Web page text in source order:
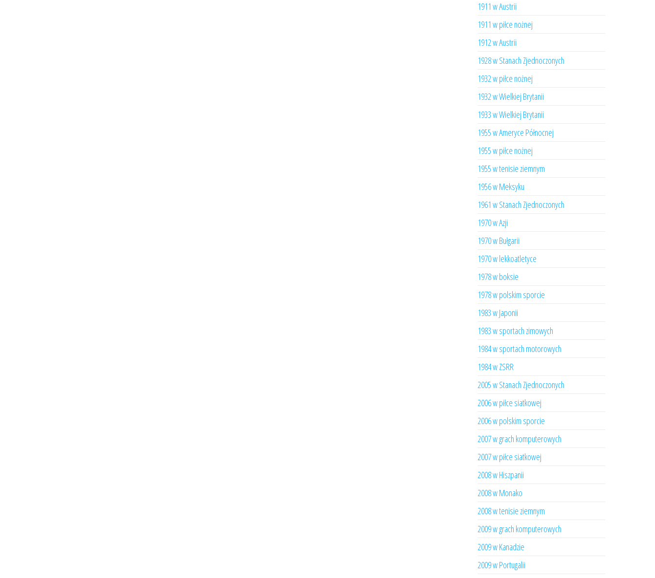
1911 w Austrii
1911 w piłce nożnej
1912 w Austrii
1928 w Stanach Zjednoczonych
1932 w piłce nożnej
1932 w Wielkiej Brytanii
1933 w Wielkiej Brytanii
1955 w Ameryce Północnej
1955 w piłce nożnej
1955 w tenisie ziemnym
1956 w Meksyku
1961 w Stanach Zjednoczonych
1970 w Azji
1970 w Bułgarii
1970 w lekkoatletyce
1978 w boksie
1978 w polskim sporcie
1983 w Japonii
1983 w sportach zimowych
1984 w sportach motorowych
1984 w ZSRR
2005 w Stanach Zjednoczonych
2006 w piłce siatkowej
2006 w polskim sporcie
2007 w grach komputerowych
2007 w piłce siatkowej
2008 w Hiszpanii
2008 w Monako
2008 w tenisie ziemnym
2009 w grach komputerowych
2009 w Kanadzie
2009 w Portugalii